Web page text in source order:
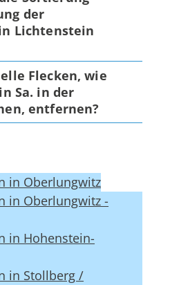
der
Lichtenstein
Flecken, wie
Sa. in der
entfernen?
in Oberlungwitz
in Oberlungwitz -
in Hohenstein-
in Stollberg /